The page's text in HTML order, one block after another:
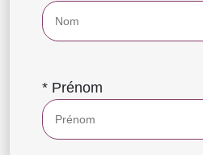
* Prénom